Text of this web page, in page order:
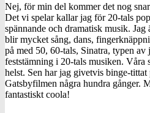
Nej, för min del kommer det nog
Det vi spelar kallar jag för 20-tals
spännande och dramatisk musik.
blir mycket sång, dans,
på med 50, 60-tals, Sinatra, typen
feststämning i 20-tals musiken.
helst. Sen har jag givetvis binge-
Gatsbyfilmen några hundra gånger.
fantastiskt coola!